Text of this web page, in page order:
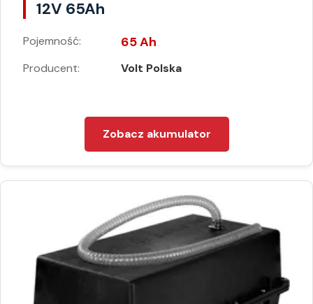
12V 65Ah
Pojemność: 65 Ah
Producent: Volt Polska
Zobacz akumulator